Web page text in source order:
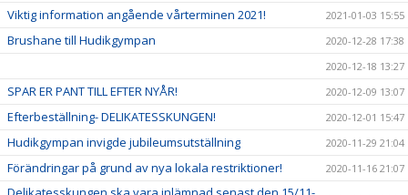
Viktig information angående vårterminen 2021! 2021-01-03 15:55
Brushane till Hudikgympan
2020-12-28 17:38
2020-12-18 13:27
SPAR ER PANT TILL EFTER NYÅR! 2020-12-09 13:07
Efterbeställning- DELIKATESSKUNGEN! 2020-12-01 15:47
Hudikgympan invigde jubileumsutställning 2020-11-29 21:04
Förändringar på grund av nya lokala restriktioner! 2020-11-16 21:07